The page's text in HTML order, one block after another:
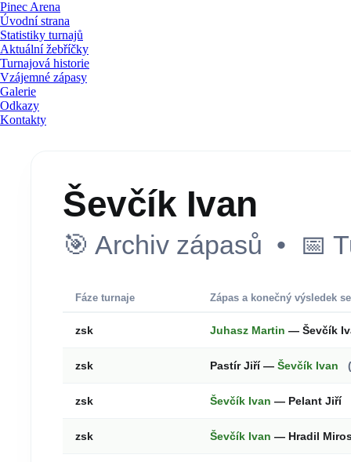
Pinec Arena
Úvodní strana
Statistiky turnajů
Aktuální žebříčky
Turnajová historie
Vzájemné zápasy
Galerie
Odkazy
Kontakty
Ševčík Ivan
🎯 Archiv zápasů • 📅
Fáze turnaje Zápas a konečný výsledek
zsk Juhasz Martin — Ševčík
zsk Pastír Jiří — Ševčík Ivan
zsk Ševčík Ivan — Pelant Jiří
zsk Ševčík Ivan — Hradil